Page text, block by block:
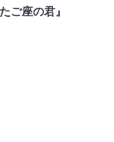
ご座の君』